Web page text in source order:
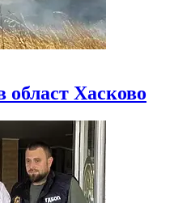
област Хасково